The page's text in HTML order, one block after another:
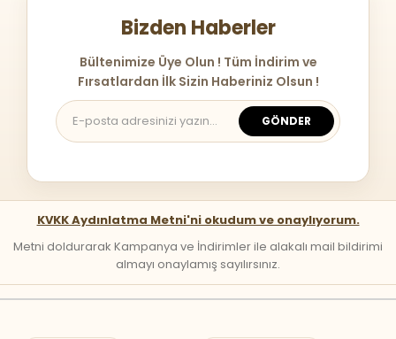
Bizden Haberler
Bültenimize Üye Olun ! Tüm İndirim ve
Fırsatlardan İlk Sizin Haberiniz Olsun !
GÖNDER
KVKK Aydınlatma Metni'ni okudum ve onaylıyorum.
Metni doldurarak Kampanya ve İndirimler ile alakalı mail bildirimi
almayı onaylamış sayılırsınız.